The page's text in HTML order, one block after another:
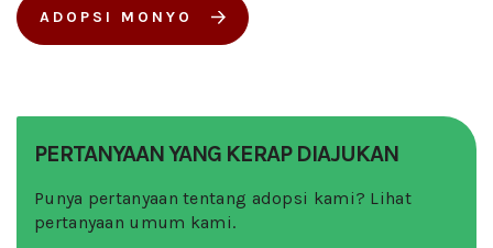
ADOPSI MONYO
PERTANYAAN YANG KERAP DIAJUKAN
Punya pertanyaan tentang adopsi kami? Lihat
pertanyaan umum kami.